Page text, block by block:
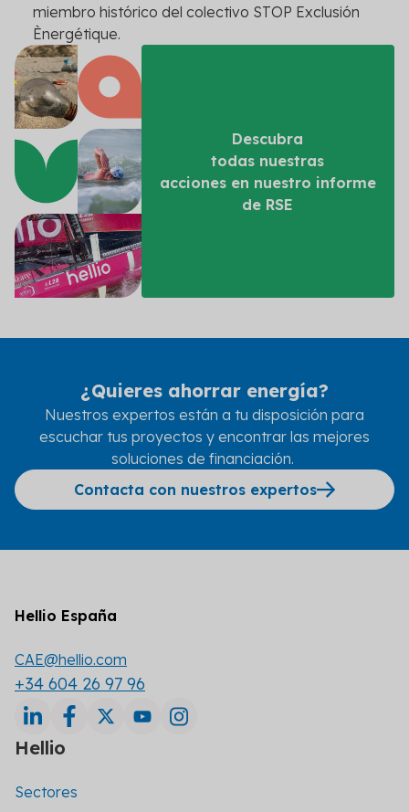
miembro histórico del colectivo STOP Exclusión
Ènergétique.
Descubra
todas nuestras
acciones en nuestro informe
de RSE
¿Quieres ahorrar energía?
Nuestros expertos están a tu disposición para
escuchar tus proyectos y encontrar las mejores
soluciones de financiación.
Contacta con nuestros expertos
Hellio España
CAE@hellio.com
+34 604 26 97 96
Hellio
Sectores